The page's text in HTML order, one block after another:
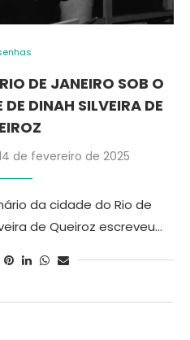
DE JANEIRO SOB O
DE DINAH SILVEIRA DE
de fevereiro de 2025
da cidade do Rio de
de Queiroz escreveu…